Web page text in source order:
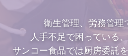
衛生管理、労務管理
人手不足で困っている
サンコー食品では厨房委託